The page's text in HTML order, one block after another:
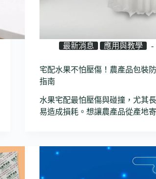
最新消息 應用與教學
宅配水果不怕壓傷！農產品包裝
指南
水果宅配最怕壓傷與碰撞，尤其
易造成損耗。想讓農產品從產地